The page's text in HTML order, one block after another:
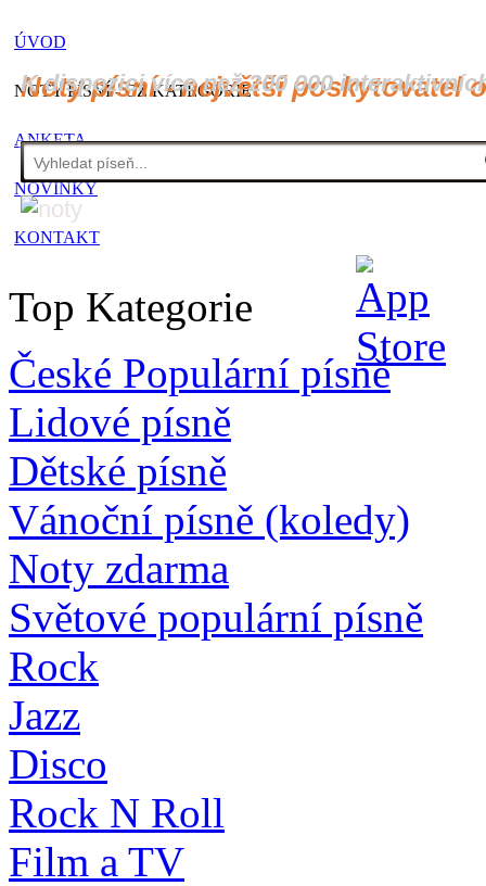
ÚVOD
NOTY PÍSNÍ - CZ KATEGORIE
ANKETA
NOVINKY
KONTAKT
Noty písní - největší poskytovatel
K dispozici více než 200 000
Top Kategorie
České Populární písně
Lidové písně
Dětské písně
Vánoční písně (koledy)
Noty zdarma
Světové populární písně
Rock
Jazz
Disco
Rock N Roll
Film a TV